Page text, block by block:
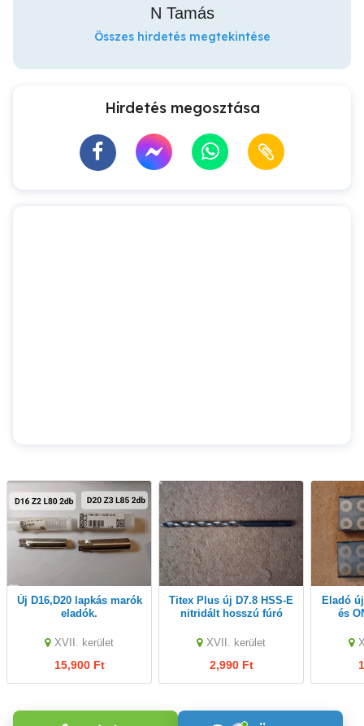
N Tamás
Összes hirdetés megtekintése
Hirdetés megosztása
Új D16,D20 lapkás marók
eladók.
XVII. kerület
15,900 Ft
Titex Plus új D7.8 HSS-E
nitridált hosszú fúró
XVII. kerület
2,990 Ft
Eladó új Garant ONEU05
és